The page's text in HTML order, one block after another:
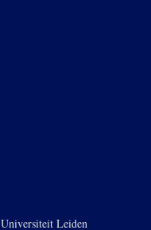
Universiteit Leiden